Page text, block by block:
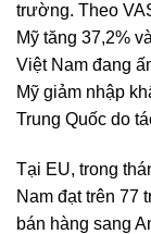
trường. Theo
Mỹ tăng 37,2%
Việt Nam đang
Mỹ giảm nhập
Trung Quốc do
Tại EU, trong
Nam đạt trên 77
bán hàng sang